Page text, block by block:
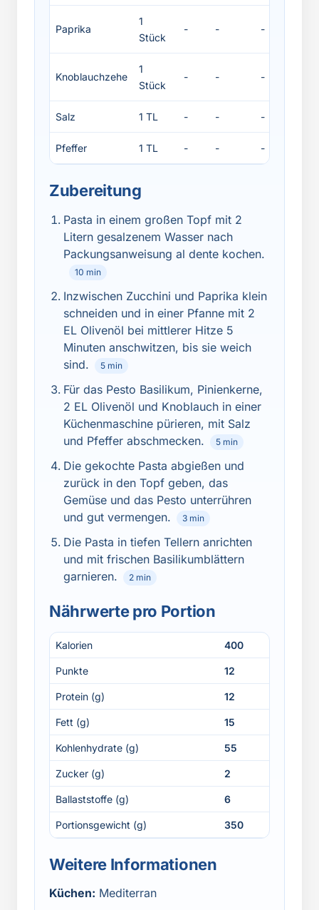
Paprika
1
Stück
- - -
Knoblauchzehe
1
Stück
- - -
Salz 1 TL - - -
Pfeffer 1 TL - - -
Zubereitung
Pasta in einem großen Topf mit 2
Litern gesalzenem Wasser nach
Packungsanweisung al dente kochen.
10 min
Inzwischen Zucchini und Paprika klein
schneiden und in einer Pfanne mit 2
EL Olivenöl bei mittlerer Hitze 5
Minuten anschwitzen, bis sie weich
sind.
5 min
Für das Pesto Basilikum, Pinienkerne,
2 EL Olivenöl und Knoblauch in einer
Küchenmaschine pürieren, mit Salz
und Pfeffer abschmecken.
5 min
Die gekochte Pasta abgießen und
zurück in den Topf geben, das
Gemüse und das Pesto unterrühren
und gut vermengen.
3 min
Die Pasta in tiefen Tellern anrichten
und mit frischen Basilikumblättern
garnieren.
2 min
Nährwerte pro Portion
Kalorien 400
Punkte 12
Protein (g) 12
Fett (g) 15
Kohlenhydrate (g) 55
Zucker (g) 2
Ballaststoffe (g) 6
Portionsgewicht (g) 350
Weitere Informationen
Küchen: Mediterran